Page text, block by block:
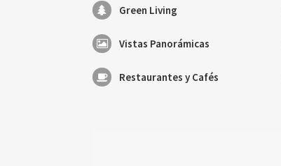
Green Living
Vistas Panorámicas
Restaurantes y Cafés